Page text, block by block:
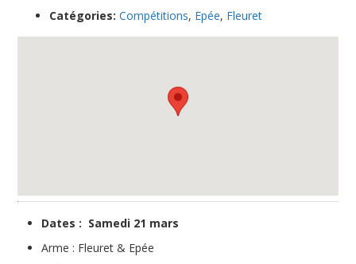
Catégories: Compétitions, Epée, Fleuret
Dates : Samedi 21 mars
Arme : Fleuret & Epée